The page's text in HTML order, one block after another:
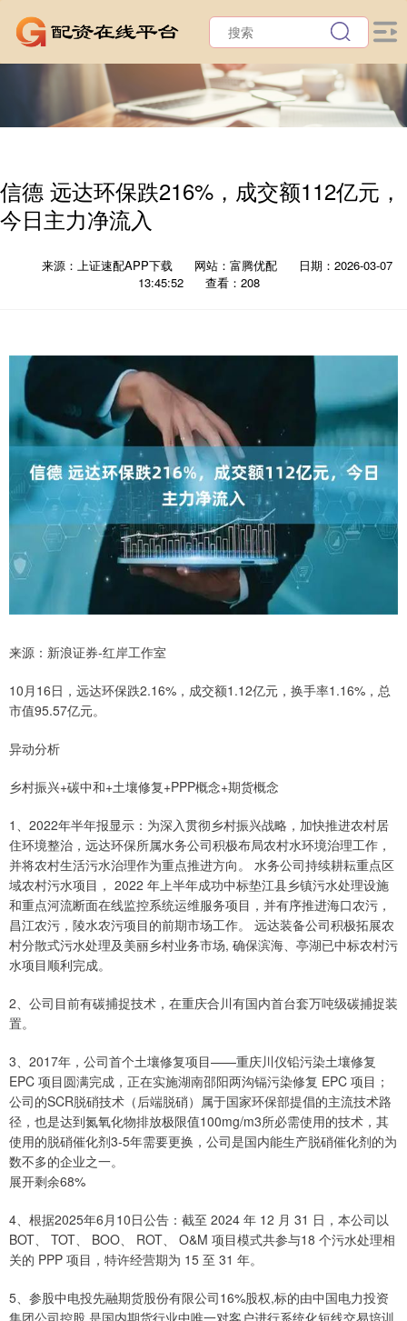
信德 远达环保跌216%，成交额112亿元，
今日主力净流入
来源：上证速配APP下载 网站：富腾优配
日期：2026-03-07
13:45:52
查看：208
来源：新浪证券-红岸工作室
10月16日，远达环保跌2.16%，成交额1.12亿元，换手率1.16%，总
市值95.57亿元。
异动分析
乡村振兴+碳中和+土壤修复+PPP概念+期货概念
1、2022年半年报显示：为深入贯彻乡村振兴战略，加快推进农村居
住环境整治，远达环保所属水务公司积极布局农村水环境治理工作，
并将农村生活污水治理作为重点推进方向。 水务公司持续耕耘重点区
域农村污水项目， 2022 年上半年成功中标垫江县乡镇污水处理设施
和重点河流断面在线监控系统运维服务项目，并有序推进海口农污，
昌江农污，陵水农污项目的前期市场工作。 远达装备公司积极拓展农
村分散式污水处理及美丽乡村业务市场, 确保滨海、亭湖已中标农村污
水项目顺利完成。
2、公司目前有碳捕捉技术，在重庆合川有国内首台套万吨级碳捕捉装
置。
3、2017年，公司首个土壤修复项目——重庆川仪铅污染土壤修复
EPC 项目圆满完成，正在实施湖南邵阳两沟镉污染修复 EPC 项目；
公司的SCR脱硝技术（后端脱硝）属于国家环保部提倡的主流技术路
径，也是达到氮氧化物排放极限值100mg/m3所必需使用的技术，其
使用的脱硝催化剂3-5年需要更换，公司是国内能生产脱硝催化剂的为
数不多的企业之一。
展开剩余68%
4、根据2025年6月10日公告：截至 2024 年 12 月 31 日，本公司以
BOT、 TOT、 BOO、 ROT、 O&M 项目模式共参与18 个污水处理相
关的 PPP 项目，特许经营期为 15 至 31 年。
5、参股中电投先融期货股份有限公司16%股权,标的由中国电力投资